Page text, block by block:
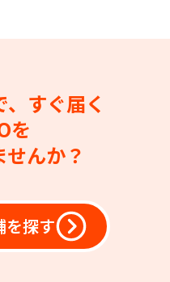
すぐ届く
を
んか？
を探す